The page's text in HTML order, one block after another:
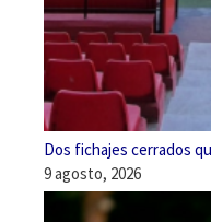
Dos fichajes cerrados
9 agosto, 2026